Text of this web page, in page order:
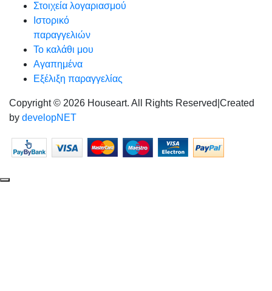
Στοιχεία λογαριασμού
Ιστορικό
παραγγελιών
Το καλάθι μου
Αγαπημένα
Εξέλιξη παραγγελίας
Copyright © 2026 Houseart. All Rights Reserved Created
by developNET